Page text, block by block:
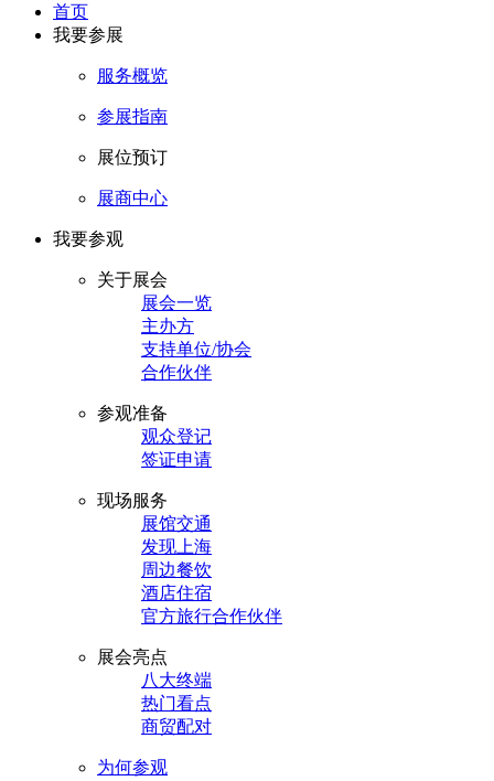
首页
我要参展
服务概览
参展指南
展位预订
展商中心
我要参观
关于展会
展会一览
主办方
支持单位/协会
合作伙伴
参观准备
观众登记
签证申请
现场服务
展馆交通
发现上海
周边餐饮
酒店住宿
官方旅行合作伙伴
展会亮点
八大终端
热门看点
商贸配对
为何参观